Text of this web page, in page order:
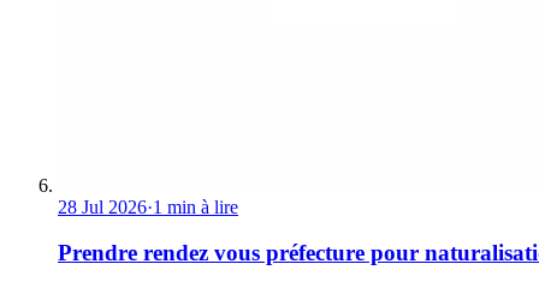
28 Jul 2026·1 min à lire
Prendre rendez vous préfecture pour